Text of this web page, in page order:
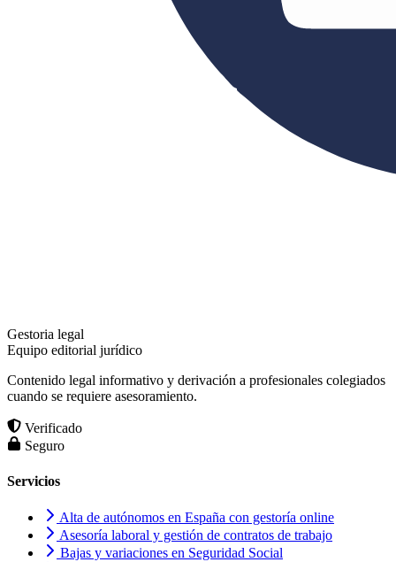
Gestoria legal
Equipo editorial jurídico
Contenido legal informativo y derivación a profesionales colegiados
cuando se requiere asesoramiento.
Verificado
Seguro
Servicios
Alta de autónomos en España con gestoría online
Asesoría laboral y gestión de contratos de trabajo
Bajas y variaciones en Seguridad Social